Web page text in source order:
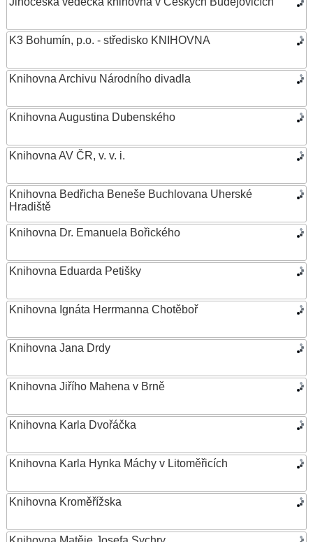
K3 Bohumín, p.o. - středisko KNIHOVNA
Knihovna Archivu Národního divadla
Knihovna Augustina Dubenského
Knihovna AV ČR, v. v. i.
Knihovna Bedřicha Beneše Buchlovana Uherské
Hradiště
Knihovna Dr. Emanuela Bořického
Knihovna Eduarda Petišky
Knihovna Ignáta Herrmanna Chotěboř
Knihovna Jana Drdy
Knihovna Jiřího Mahena v Brně
Knihovna Karla Dvořáčka
Knihovna Karla Hynka Máchy v Litoměřicích
Knihovna Kroměřížska